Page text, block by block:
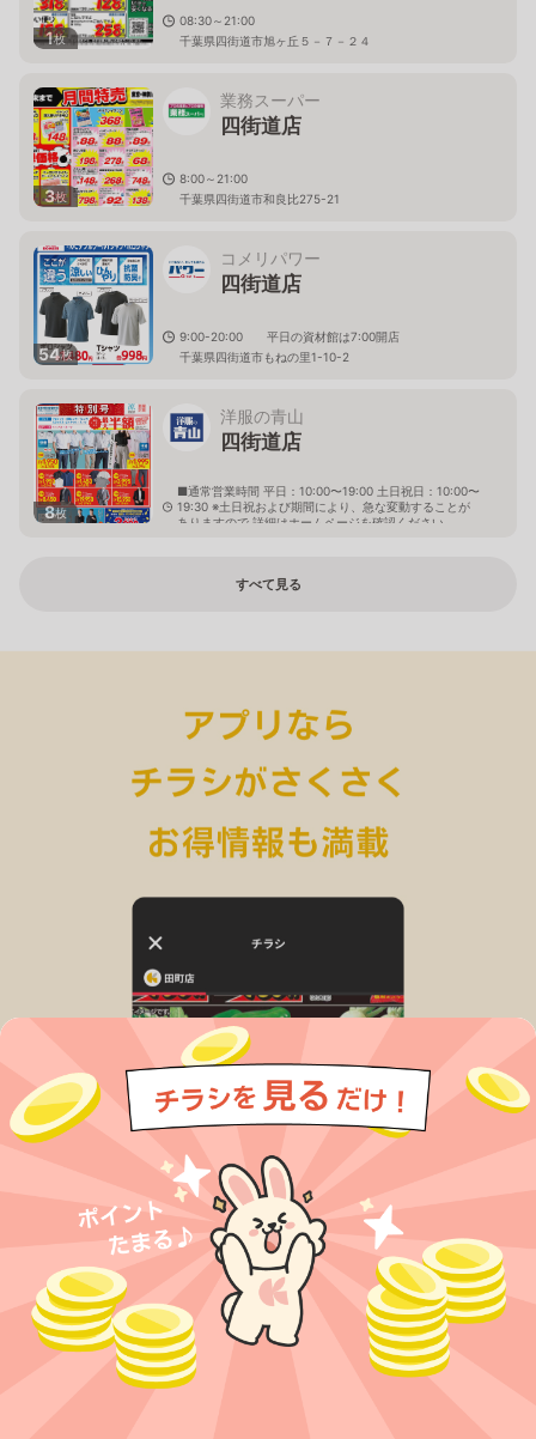
1枚
08:30～21:00
千葉県四街道市旭ヶ丘５－７－２４
3枚
業務スーパー
四街道店
8:00～21:00
千葉県四街道市和良比275-21
54枚
コメリパワー
四街道店
9:00-20:00 平日の資材館は7:00開店
千葉県四街道市もねの里1-10-2
8枚
洋服の青山
四街道店
■通常営業時間 平日：10:00〜19:00 土日祝日：10:00〜
19:30 ※土日祝および期間により、急な変動することが
ありますので 詳細はホームページを確認ください
すべて見る